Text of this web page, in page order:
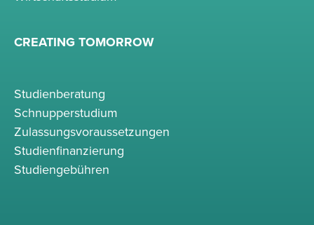
CREATING TOMORROW
Studienberatung
Schnupperstudium
Zulassungsvoraussetzungen
Studienfinanzierung
Studiengebühren